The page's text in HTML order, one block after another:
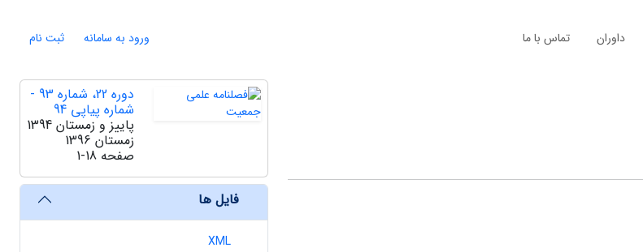
داوران تماس با ما ورود به سامانه ثبت نام
دوره 22، شماره 93 -
شماره پیاپی 94
پاییز و زمستان 1394
زمستان 1396
صفحه 1-18
فایل ها
XML